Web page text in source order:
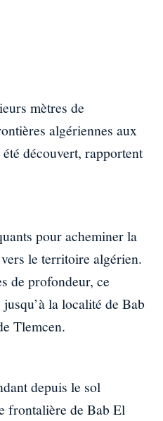
mètres de
algériennes aux
découvert, rapportent
pour acheminer la
le territoire algérien.
de profondeur, ce
la localité de Bab
Tlemcen.
depuis le sol
frontalière de Bab El